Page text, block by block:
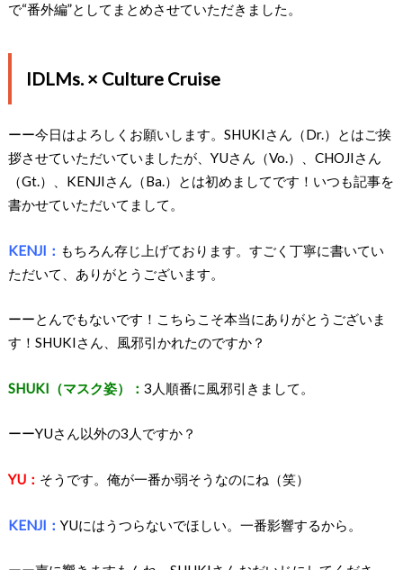
で“番外編”としてまとめさせていただきました。
IDLMs. × Culture Cruise
ーー今日はよろしくお願いします。SHUKIさん（Dr.）とはご挨
拶させていただいていましたが、YUさん（Vo.）、CHOJIさん
（Gt.）、KENJIさん（Ba.）とは初めましてです！いつも記事を
書かせていただいてまして。
KENJI： もちろん存じ上げております。すごく丁寧に書いてい
ただいて、ありがとうございます。
ーーとんでもないです！こちらこそ本当にありがとうございま
す！SHUKIさん、風邪引かれたのですか？
SHUKI（マスク姿）： 3人順番に風邪引きまして。
ーーYUさん以外の3人ですか？
YU： そうです。俺が一番か弱そうなのにね（笑）
KENJI： YUにはうつらないでほしい。一番影響するから。